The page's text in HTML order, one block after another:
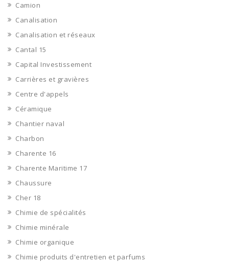
Camion
Canalisation
Canalisation et réseaux
Cantal 15
Capital Investissement
Carrières et gravières
Centre d'appels
Céramique
Chantier naval
Charbon
Charente 16
Charente Maritime 17
Chaussure
Cher 18
Chimie de spécialités
Chimie minérale
Chimie organique
Chimie produits d'entretien et parfums